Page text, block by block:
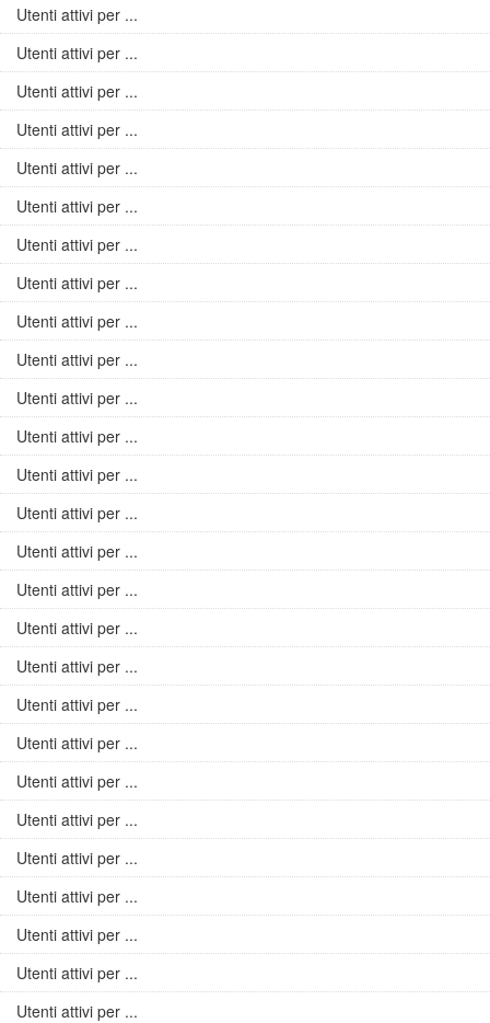
Utenti attivi per ...
Utenti attivi per ...
Utenti attivi per ...
Utenti attivi per ...
Utenti attivi per ...
Utenti attivi per ...
Utenti attivi per ...
Utenti attivi per ...
Utenti attivi per ...
Utenti attivi per ...
Utenti attivi per ...
Utenti attivi per ...
Utenti attivi per ...
Utenti attivi per ...
Utenti attivi per ...
Utenti attivi per ...
Utenti attivi per ...
Utenti attivi per ...
Utenti attivi per ...
Utenti attivi per ...
Utenti attivi per ...
Utenti attivi per ...
Utenti attivi per ...
Utenti attivi per ...
Utenti attivi per ...
Utenti attivi per ...
Utenti attivi per ...